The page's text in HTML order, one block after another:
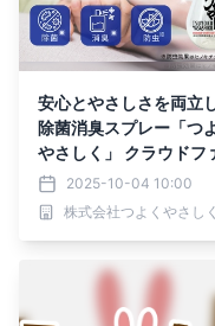
安心とやさしさを両立
除菌消臭スプレー「つ
やさしく」 クラウドフ
ンディング挑戦中
2025-10-04 10:00
株式会社つよくやさしく